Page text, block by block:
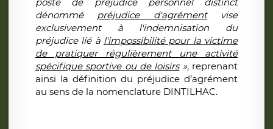
dénommé préjudice d'agrémentvise
exclusivement à l'indemnisation du
préjudice lié à l'impossibilité pour la victime
de pratiquer régulièrement une activité
spécifique sportive ou de loisirs», reprenant
ainsi la définition du préjudice d’agrément
au sens de la nomenclature DINTILHAC.